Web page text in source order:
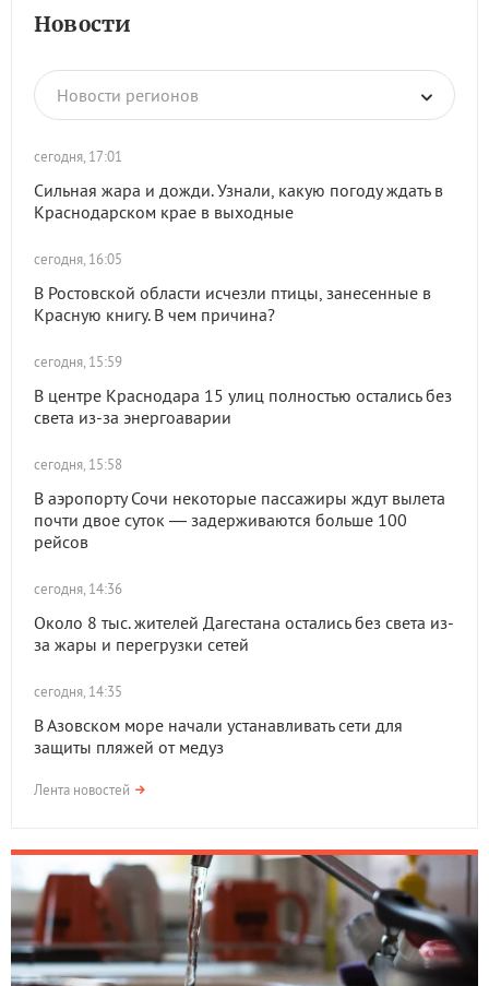
Новости
Новости регионов
сегодня, 17:01
Сильная жара и дожди. Узнали, какую погоду ждать в
Краснодарском крае в выходные
сегодня, 16:05
В Ростовской области исчезли птицы, занесенные в
Красную книгу. В чем причина?
сегодня, 15:59
В центре Краснодара 15 улиц полностью остались без
света из-за энергоаварии
сегодня, 15:58
В аэропорту Сочи некоторые пассажиры ждут вылета
почти двое суток — задерживаются больше 100
рейсов
сегодня, 14:36
Около 8 тыс. жителей Дагестана остались без света из-
за жары и перегрузки сетей
сегодня, 14:35
В Азовском море начали устанавливать сети для
защиты пляжей от медуз
Лента новостей